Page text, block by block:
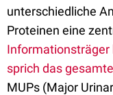
unterschiedliche
Proteinen eine
Informationsträger
sprich das
MUPs (Major